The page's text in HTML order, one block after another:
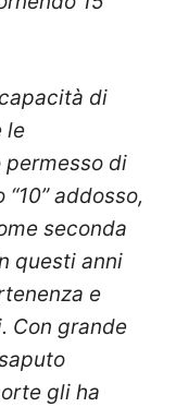
di
le
di
addosso,
seconda
questi anni
e
Con grande
gli ha